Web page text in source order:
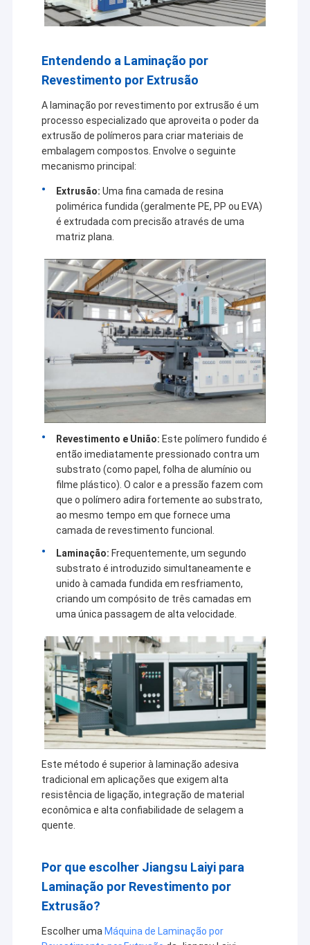
Casa
Sobre nós
Entendendo a Laminação por
Revestimento por Extrusão
A laminação por revestimento por extrusão é um
processo especializado que aproveita o poder da
extrusão de polímeros para criar materiais de
embalagem compostos. Envolve o seguinte
mecanismo principal:
Extrusão: Uma fina camada de resina
polimérica fundida (geralmente PE, PP ou EVA)
é extrudada com precisão através de uma
matriz plana.
Revestimento e União: Este polímero fundido é
então imediatamente pressionado contra um
substrato (como papel, folha de alumínio ou
filme plástico). O calor e a pressão fazem com
que o polímero adira fortemente ao substrato,
ao mesmo tempo em que fornece uma
camada de revestimento funcional.
Laminação: Frequentemente, um segundo
substrato é introduzido simultaneamente e
unido à camada fundida em resfriamento,
criando um compósito de três camadas em
uma única passagem de alta velocidade.
Este método é superior à laminação adesiva
tradicional em aplicações que exigem alta
resistência de ligação, integração de material
econômica e alta confiabilidade de selagem a
quente.
Por que escolher Jiangsu Laiyi para
Laminação por Revestimento por
Extrusão?
Escolher uma Máquina de Laminação por
A Jiangsu Laiyi Packing Machinery Co., Ltd foi fundada em
2007 e mudou-se para o distrito de Jintan em 2015. The
technology has improved its brand influence and become